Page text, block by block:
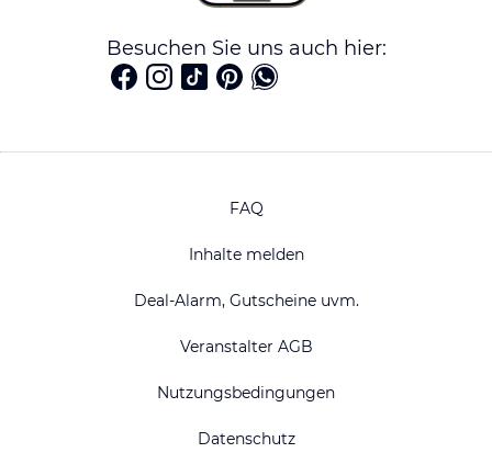
Besuchen Sie uns auch hier:
FAQ
Inhalte melden
Deal-Alarm, Gutscheine uvm.
Veranstalter AGB
Nutzungsbedingungen
Datenschutz